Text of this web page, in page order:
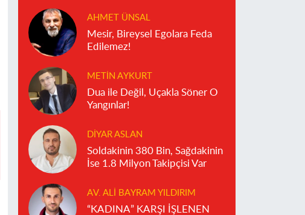
AHMET ÜNSAL
Mesir, Bireysel Egolara Feda
Edilemez!
METIN AYKURT
Dua ile Değil, Uçakla Söner O
Yangınlar!
DIYAR ASLAN
Soldakinin 380 Bin, Sağdakinin
İse 1.8 Milyon Takipçisi Var
AV. ALI BAYRAM YILDIRIM
“KADINA” KARŞI İŞLENEN